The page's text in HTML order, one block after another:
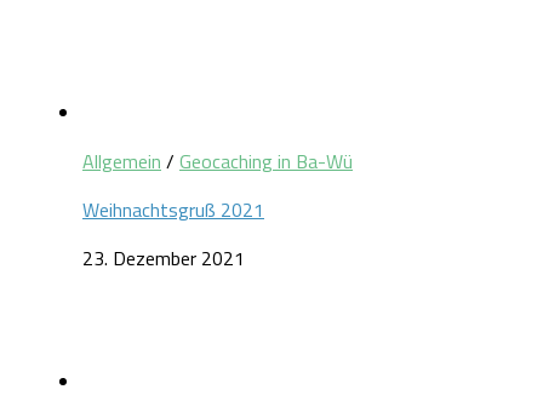
Allgemein / Geocaching in Ba-Wü
Weihnachtsgruß 2021
23. Dezember 2021